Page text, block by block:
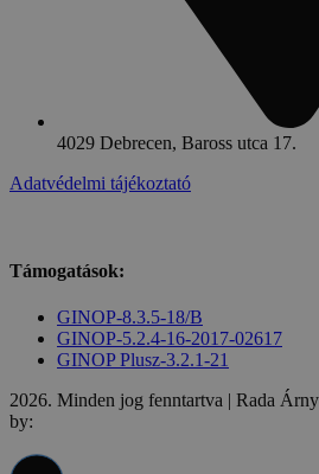
4029 Debrecen, Baross utca 17.
Adatvédelmi tájékoztató
Támogatások:
GINOP-8.3.5-18/B
GINOP-5.2.4-16-2017-02617
GINOP Plusz-3.2.1-21
2026. Minden jog fenntartva | Rada
by: